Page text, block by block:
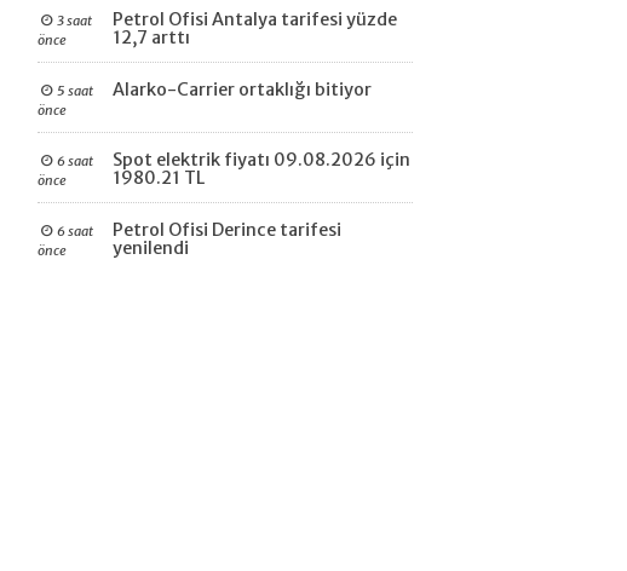
3 saat
önce
Petrol Ofisi Antalya tarifesi yüzde
12,7 arttı
5 saat
önce
Alarko-Carrier ortaklığı bitiyor
6 saat
önce
Spot elektrik fiyatı 09.08.2026 için
1980.21 TL
6 saat
önce
Petrol Ofisi Derince tarifesi
yenilendi